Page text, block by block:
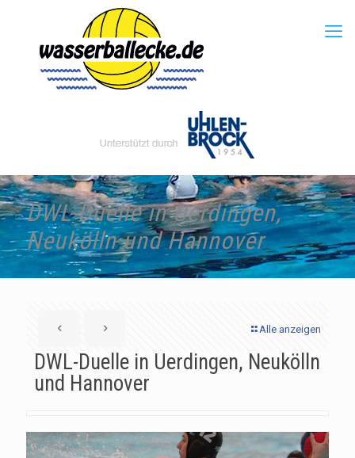
DWL-Duelle in Uerdingen,
Neukölln und Hannover
Alle anzeigen
DWL-Duelle in Uerdingen, Neukölln
und Hannover